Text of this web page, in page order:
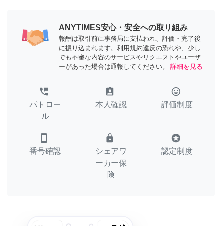
ANYTIMES安心・安全への取り組み
報酬は取引前に事務局に支払われ、評価・完了後
に振り込まれます。利用規約違反の恐れや、少し
でも不審な内容のサービスやリクエストやユーザ
ーがあった場合は通報してください。
詳細を見る
perm_phone_msg
パトロー
ル
assignment_ind
本人確認
tag_faces
評価制度
smartphone
番号確認
lock
シェアワ
ーカー保
険
stars
認定制度